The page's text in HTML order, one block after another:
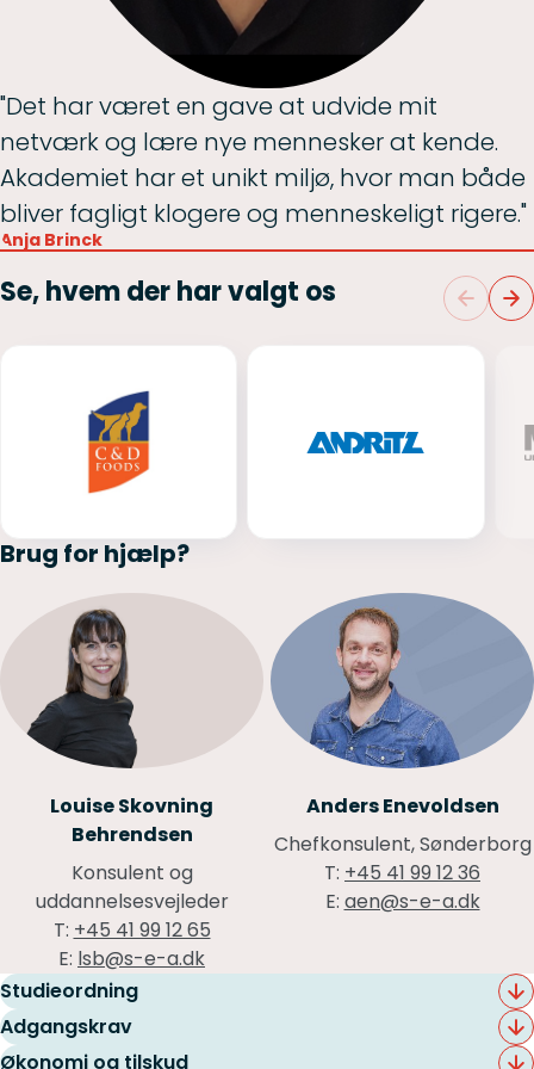
"Det har været en gave at udvide mit
netværk og lære nye mennesker at kende.
Akademiet har et unikt miljø, hvor man både
bliver fagligt klogere og menneskeligt rigere."
Anja Brinck
Se, hvem der har valgt os
Brug for hjælp?
Louise Skovning
Behrendsen
Konsulent og
uddannelsesvejleder
T: +45 41 99 12 65
E: lsb@s-e-a.dk
Anders Enevoldsen
Chefkonsulent, Sønderborg
T: +45 41 99 12 36
E: aen@s-e-a.dk
Studieordning
Find din studieordning
Adgangskrav
Uddannelsen retter sig mod dig der i forvejen har en
Økonomi og tilskud